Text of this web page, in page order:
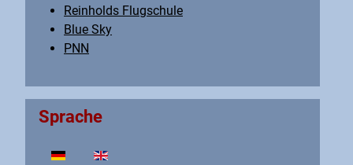
Reinholds Flugschule
Blue Sky
PNN
Sprache
Sprache auswählen